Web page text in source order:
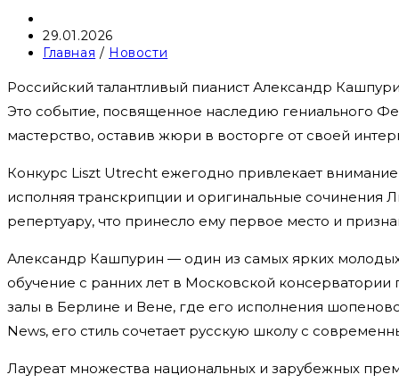
записи:
Запись
опубликована:
29.01.2026
Рубрика
Главная / Новости
Российский талантливый пианист Александр
Это событие, посвященное наследию гениального
мастерство, оставив жюри в восторге от своей
Конкурс Liszt Utrecht ежегодно привлекает
исполняя транскрипции и оригинальные сочинения
репертуару, что принесло ему первое место и
Александр Кашпурин — один из самых ярких
обучение с ранних лет в Московской
залы в Берлине и Вене, где его исполнения
News, его стиль сочетает русскую школу с
Лауреат множества национальных и зарубежных